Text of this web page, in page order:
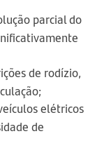
parcial do
de rodízio,
elétricos
de